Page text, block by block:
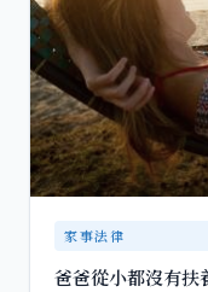
家事法律
爸爸從小都沒有扶